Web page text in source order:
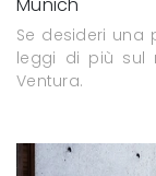
Se desideri una
leggi di più sul
Ventura.